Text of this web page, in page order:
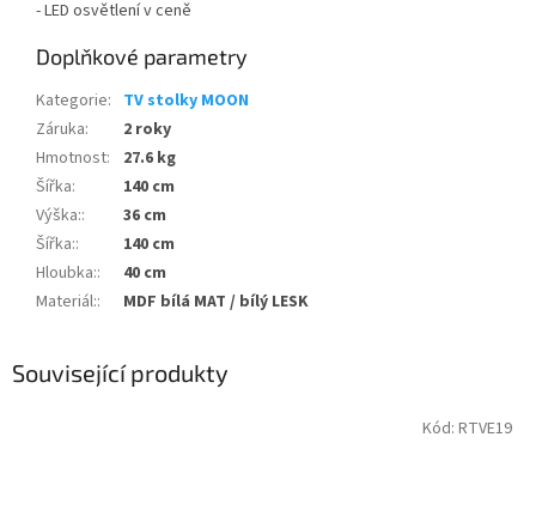
- LED osvětlení v ceně
Doplňkové parametry
Kategorie: TV stolky MOON
Záruka:
2 roky
Hmotnost:
27.6 kg
Šířka:
140 cm
Výška::
36 cm
Šířka::
140 cm
Hloubka::
40 cm
Materiál:: MDF bílá MAT / bílý LESK
Související produkty
Kód: RTVE19